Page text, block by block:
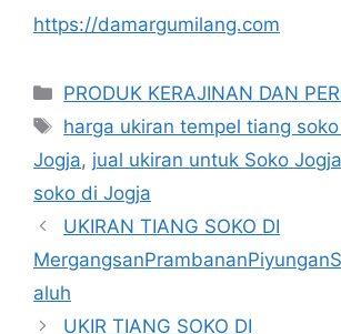
https://damargumilang.com
Kategori
PRODUK KERAJINAN DAN
Tag
harga ukiran tempel tiang
Jogja, jual ukiran untuk Soko Jogja
soko di Jogja
UKIRAN TIANG SOKO DI
aluh
UKIR TIANG SOKO DI